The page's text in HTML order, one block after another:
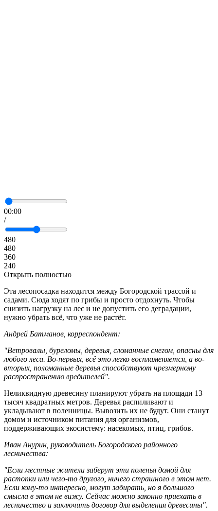
00:00
/
480
480
360
240
Открыть полностью
Эта лесопосадка находится между Богородской трассой и
садами. Сюда ходят по грибы и просто отдохнуть. Чтобы
снизить нагрузку на лес и не допустить его деградации,
нужно убрать всё, что уже не растёт.
Андрей Батманов, корреспондент:
"Ветровалы, буреломы, деревья, сломанные снегом, опасны для
любого леса. Во-первых, всё это легко воспламеняется, а во-
вторых, поломанные деревья способствуют чрезмерному
распространению вредителей".
Неликвидную древесину планируют убрать на площади 13
тысяч квадратных метров. Деревья распиливают и
укладывают в поленницы. Вывозить их не будут. Они станут
домом и источником питания для организмов,
поддерживающих экосистему: насекомых, птиц, грибов.
Иван Анурин, руководитель Богородского районного
лесничества:
"Если местные жители заберут эти поленья домой для
растопки или чего-то другого, ничего страшного в этом нет.
Если кому-то интересно, могут забирать, но я большого
смысла в этом не вижу. Сейчас можно законно приехать в
лесничество и заключить договор для выделения древесины".